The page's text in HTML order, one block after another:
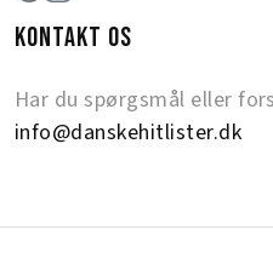
KONTAKT OS
Har du spørgsmål eller
info@danskehitlister.dk